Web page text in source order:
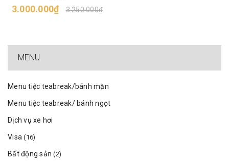
3.000.000₫ 3.250.000₫
MENU
Menu tiệc teabreak/bánh mặn
Menu tiệc teabreak/ bánh ngọt
Dịch vụ xe hơi
Visa(16)
Bất động sản(2)